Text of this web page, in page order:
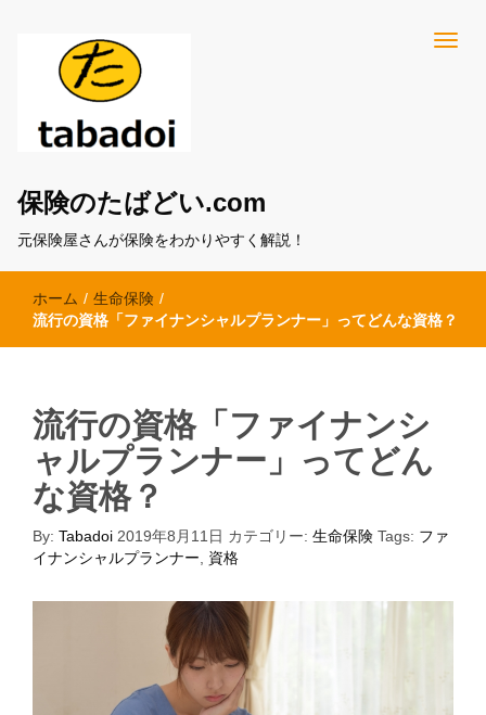
保険のたばどい.com
元保険屋さんが保険をわかりやすく解説！
ホーム / 生命保険 /
流行の資格「ファイナンシャルプランナー」ってどんな資格？
流行の資格「ファイナンシ
ャルプランナー」ってどん
な資格？
By: Tabadoi 2019年8月11日 カテゴリー: 生命保険 Tags: ファ
イナンシャルプランナー
資格